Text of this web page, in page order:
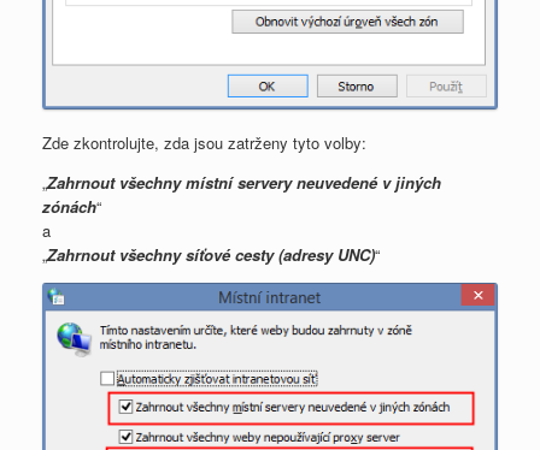
Zde zkontrolujte, zda jsou zatrženy tyto volby:
„Zahrnout všechny místní servery neuvedené v jiných
zónách“
a
„Zahrnout všechny síťové cesty (adresy UNC)“